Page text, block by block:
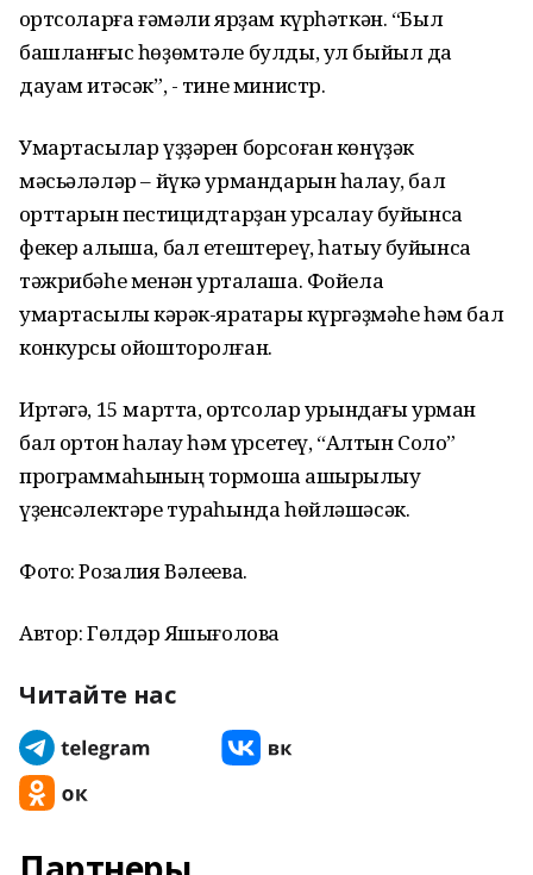
ҡортсоларға ғәмәли ярҙам күрһәткән. “Был
башланғыс һөҙөмтәле булды, ул быйыл да
дауам итәсәк”, - тине министр.
Умартасылар үҙҙәрен борсоған көнүҙәк
мәсьәләләр – йүкә урмандарын һаҡлау, бал
ҡорттарын пестицидтарҙан ҡурсалау буйынса
фекер алыша, бал етештереү, һатыу буйынса
тәжрибәһе менән уртаҡлаша. Фойела
умартасылыҡ кәрәк-яраҡтары күргәҙмәһе һәм бал
конкурсы ойошторолған.
Иртәгә, 15 мартта, ҡортсолар урындағы урман
бал ҡортон һаҡлау һәм үрсетеү, “Алтын Солоҡ”
программаһының тормошҡа ашырылыу
үҙенсәлектәре тураһында һөйләшәсәк.
Фото: Розалия Вәлеева.
Автор: Гөлдәр Яҡшығолова
Читайте нас